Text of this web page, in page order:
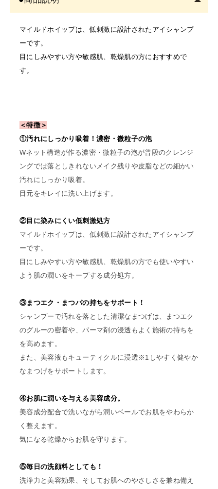
書類確認後に商品を発送しま
す。
確認できない場合はご注文をキャンセルいたしますの
で、あらかじめご了承くださ
order@odette.co.jp
マイルドホイップは、低刺激に設計されたアイシャンプ
ーです。
目にしみやすい方や敏感肌、乾燥肌の方におすすめで
す。
＜特徴＞
①汚れにしっかり吸着！濃密・微粒子の泡
Wネット構造が作る濃密・微粒子の泡が普段のクレンジ
ングでは落としきれないメイク残りや皮脂などの細かい
汚れにしっかり吸着。
目元をキレイに洗い上げます。
②目に染みにくい低刺激処方
マイルドホイップは、低刺激に設計されたアイシャンプ
ーです。
目にしみやすい方や敏感肌、乾燥肌の方でも使いやすい
よう肌の潤いをキープする成分処方。
③まつエク・まつパの持ちをサポート！
シャンプーで汚れを落とした清潔なまつげは、まつエク
のグルーの密着や、パーマ剤の浸透もよく施術の持ちを
を高めます。
また、美容液もキューティクルに浸透※1しやすく健やか
なまつげをサポートします。
④お肌に潤いを与える美容成分。
美容成分配合で洗いながら潤いベールでお肌をやわらか
く整えます。
気になる乾燥からお肌を守ります。
⑤毎日の洗顔料としても！
洗浄力と美容効果、そしてお肌へのやさしさを兼ね備え